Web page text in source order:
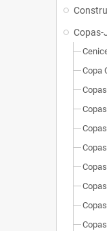
Copas-
Copa